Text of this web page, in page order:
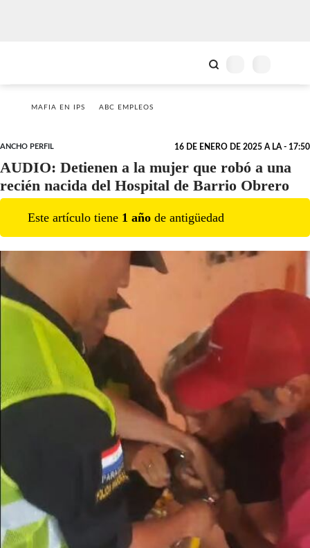
MAFIA EN IPS ABC EMPLEOS
ANCHO PERFIL 16 DE ENERO DE 2025 A LA - 17:50
AUDIO: Detienen a la mujer que robó a una
recién nacida del Hospital de Barrio Obrero
Este artículo tiene 1 año de antigüedad